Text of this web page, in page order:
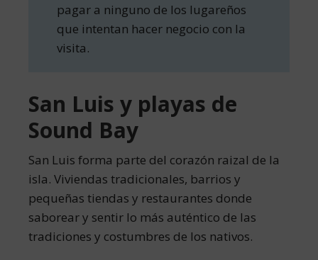
pagar a ninguno de los lugareños
que intentan hacer negocio con la
visita.
San Luis y playas de
Sound Bay
San Luis forma parte del corazón raizal de la
isla. Viviendas tradicionales, barrios y
pequeñas tiendas y restaurantes donde
saborear y sentir lo más auténtico de las
tradiciones y costumbres de los nativos.